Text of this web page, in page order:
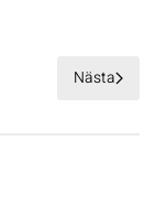
Nästa